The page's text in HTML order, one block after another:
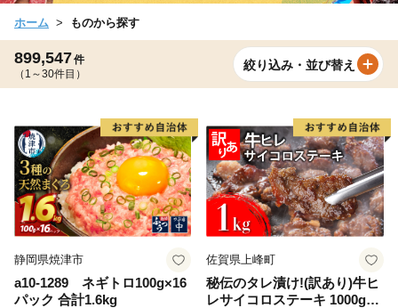
ホーム ものから探す
899,547件
（1～30件目）
絞り込み・並び替え
静岡県焼津市
a10-1289 ネギトロ100g×16
パック 合計1.6kg
佐賀県上峰町
秘伝のタレ漬け!(訳あり)牛ヒ
レサイコロステーキ 1000g